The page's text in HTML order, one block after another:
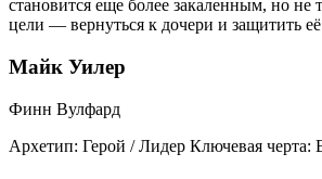
становится еще более закаленным, но не
цели — вернуться к дочери и защитить
Майк Уилер
Финн Вулфард
Архетип: Герой / Лидер Ключевая черта: